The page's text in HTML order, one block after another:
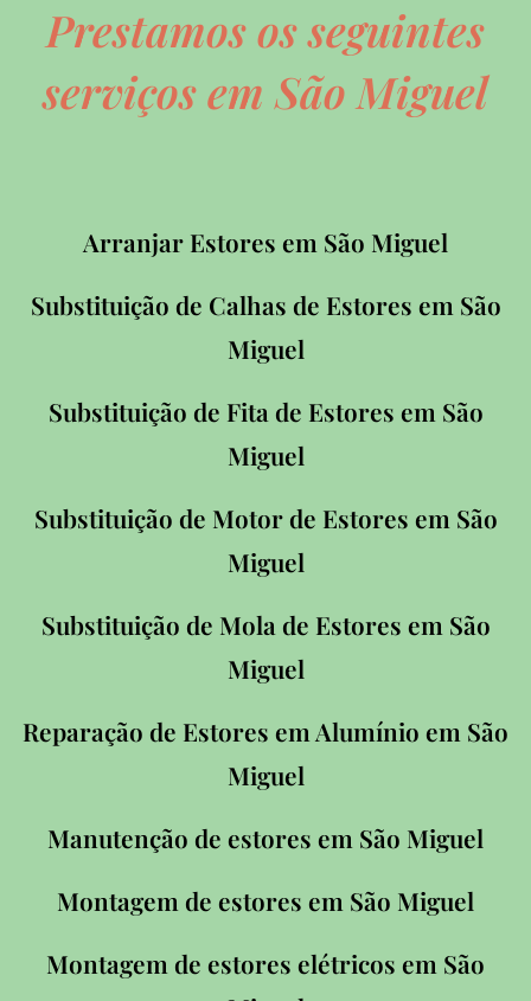
Prestamos os seguintes
serviços em São Miguel
Arranjar Estores em São Miguel
Substituição de Calhas de Estores em São
Miguel
Substituição de Fita de Estores em São
Miguel
Substituição de Motor de Estores em São
Miguel
Substituição de Mola de Estores em São
Miguel
Reparação de Estores em Alumínio em São
Miguel
Manutenção de estores em São Miguel
Montagem de estores em São Miguel
Montagem de estores elétricos em São